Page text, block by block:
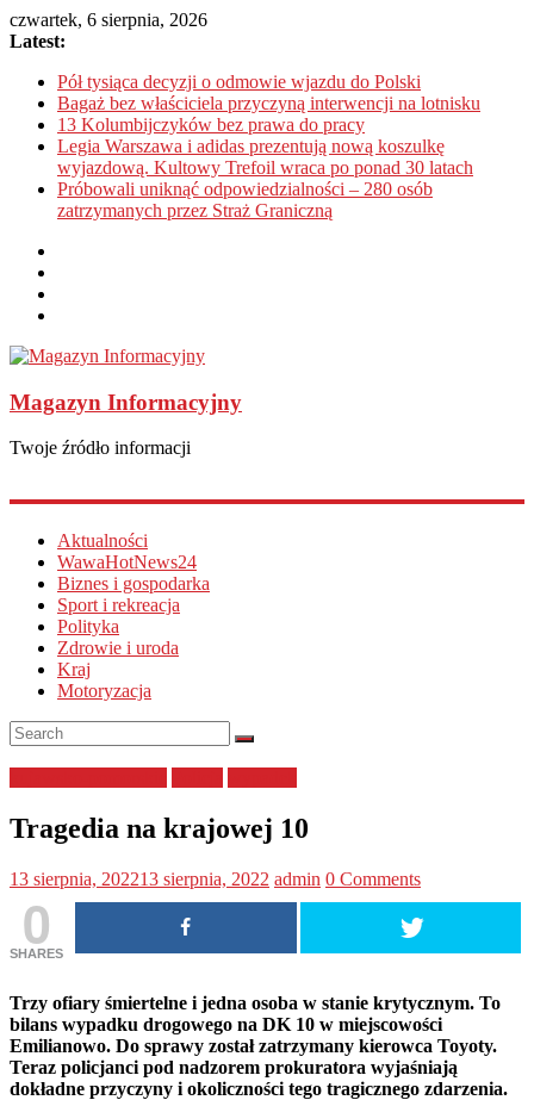
czwartek, 6 sierpnia, 2026
Latest:
Pół tysiąca decyzji o odmowie wjazdu do Polski
Bagaż bez właściciela przyczyną interwencji na lotnisku
13 Kolumbijczyków bez prawa do pracy
Legia Warszawa i adidas prezentują nową koszulkę
wyjazdową. Kultowy Trefoil wraca po ponad 30 latach
Próbowali uniknąć odpowiedzialności – 280 osób
zatrzymanych przez Straż Graniczną
Magazyn Informacyjny
Twoje źródło informacji
Aktualności
WawaHotNews24
Biznes i gospodarka
Sport i rekreacja
Polityka
Zdrowie i uroda
Kraj
Motoryzacja
Tragedia na krajowej 10
13 sierpnia, 202213 sierpnia, 2022 admin 0 Comments
0
SHARES
Trzy ofiary śmiertelne i jedna osoba w stanie krytycznym. To
bilans wypadku drogowego na DK 10 w miejscowości
Emilianowo. Do sprawy został zatrzymany kierowca Toyoty.
Teraz policjanci pod nadzorem prokuratora wyjaśniają
dokładne przyczyny i okoliczności tego tragicznego zdarzenia.